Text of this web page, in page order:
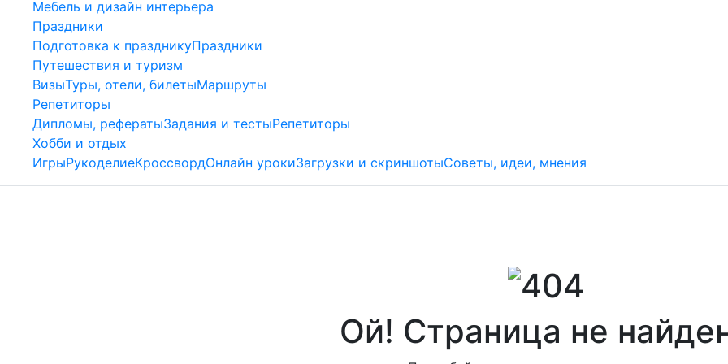
Мебель и дизайн интерьера
Праздники
Подготовка к праздникуПраздники
Путешествия и туризм
ВизыТуры, отели, билетыМаршруты
Репетиторы
Дипломы, рефератыЗадания и тестыРепетиторы
Хобби и отдых
ИгрыРукоделиеКроссвордОнлайн урокиЗагрузки и скриншотыСоветы, идеи, мнения
Ой! Страница не